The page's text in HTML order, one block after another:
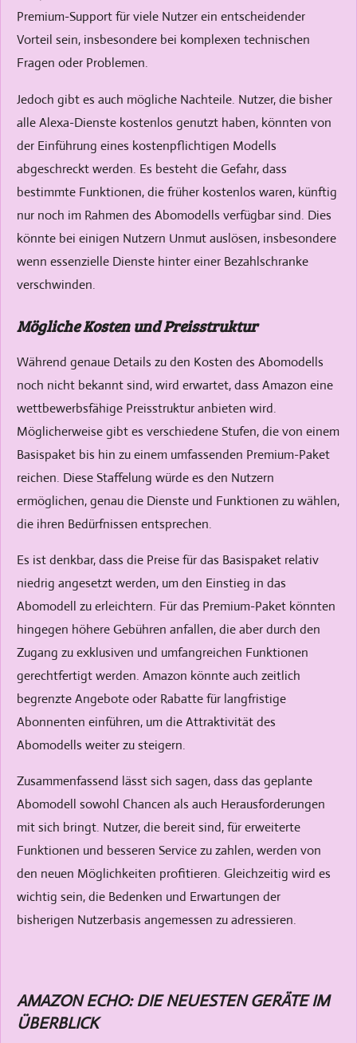
Premium-Support für viele Nutzer ein entscheidender
Vorteil sein, insbesondere bei komplexen technischen
Fragen oder Problemen.
Jedoch gibt es auch mögliche Nachteile. Nutzer, die bisher
alle Alexa-Dienste kostenlos genutzt haben, könnten von
der Einführung eines kostenpflichtigen Modells
abgeschreckt werden. Es besteht die Gefahr, dass
bestimmte Funktionen, die früher kostenlos waren, künftig
nur noch im Rahmen des Abomodells verfügbar sind. Dies
könnte bei einigen Nutzern Unmut auslösen, insbesondere
wenn essenzielle Dienste hinter einer Bezahlschranke
verschwinden.
Mögliche Kosten und Preisstruktur
Während genaue Details zu den Kosten des Abomodells
noch nicht bekannt sind, wird erwartet, dass Amazon eine
wettbewerbsfähige Preisstruktur anbieten wird.
Möglicherweise gibt es verschiedene Stufen, die von einem
Basispaket bis hin zu einem umfassenden Premium-Paket
reichen. Diese Staffelung würde es den Nutzern
ermöglichen, genau die Dienste und Funktionen zu wählen,
die ihren Bedürfnissen entsprechen.
Es ist denkbar, dass die Preise für das Basispaket relativ
niedrig angesetzt werden, um den Einstieg in das
Abomodell zu erleichtern. Für das Premium-Paket könnten
hingegen höhere Gebühren anfallen, die aber durch den
Zugang zu exklusiven und umfangreichen Funktionen
gerechtfertigt werden. Amazon könnte auch zeitlich
begrenzte Angebote oder Rabatte für langfristige
Abonnenten einführen, um die Attraktivität des
Abomodells weiter zu steigern.
Zusammenfassend lässt sich sagen, dass das geplante
Abomodell sowohl Chancen als auch Herausforderungen
mit sich bringt. Nutzer, die bereit sind, für erweiterte
Funktionen und besseren Service zu zahlen, werden von
den neuen Möglichkeiten profitieren. Gleichzeitig wird es
wichtig sein, die Bedenken und Erwartungen der
bisherigen Nutzerbasis angemessen zu adressieren.
AMAZON ECHO: DIE NEUESTEN GERÄTE IM
ÜBERBLICK